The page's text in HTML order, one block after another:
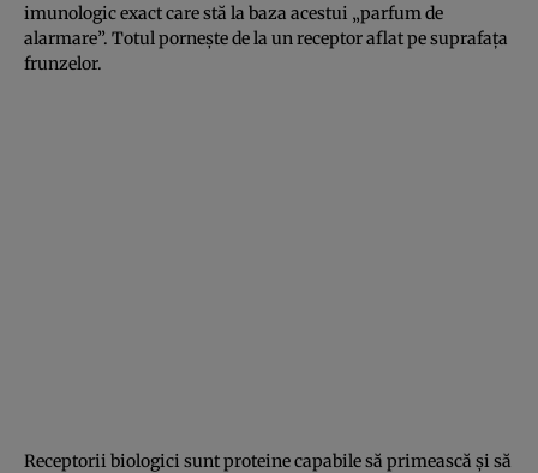
imunologic exact care stă la baza acestui „parfum de
alarmare”. Totul pornește de la un receptor aflat pe suprafața
frunzelor.
Receptorii biologici sunt proteine capabile să primească și să